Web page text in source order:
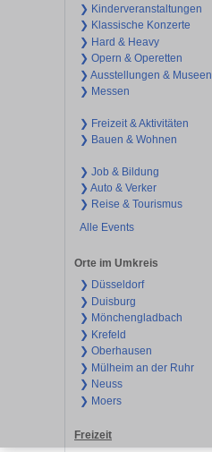
❯ Kinderveranstaltungen
❯ Klassische Konzerte
❯ Hard & Heavy
❯ Opern & Operetten
❯ Ausstellungen & Museen
❯ Messen
❯ Freizeit & Aktivitäten
❯ Bauen & Wohnen
❯ Job & Bildung
❯ Auto & Verker
❯ Reise & Tourismus
Alle Events
Orte im Umkreis
❯ Düsseldorf
❯ Duisburg
❯ Mönchengladbach
❯ Krefeld
❯ Oberhausen
❯ Mülheim an der Ruhr
❯ Neuss
❯ Moers
Freizeit